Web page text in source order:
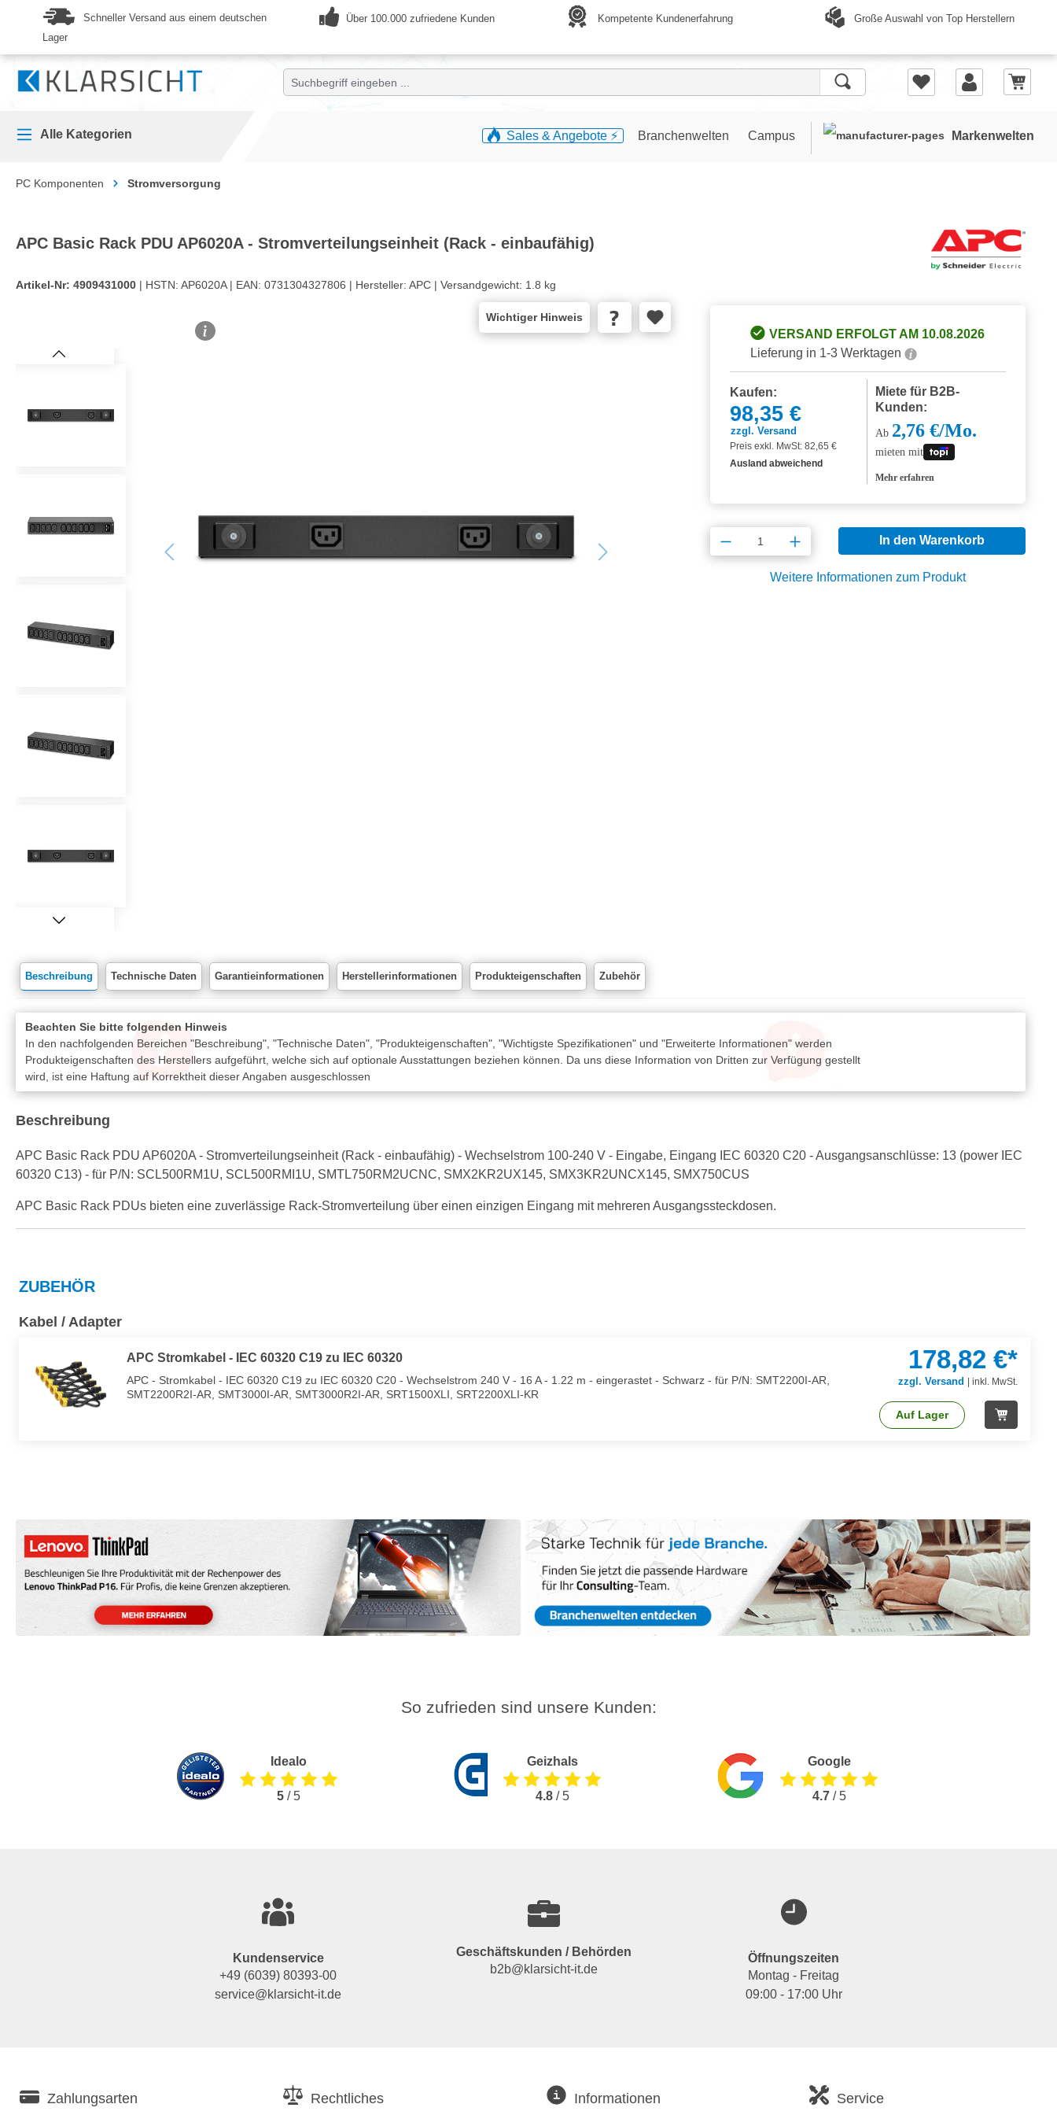
Zur Hauptnavigation springen
Schneller Versand aus einem deutschen
Lager
Über 100.000 zufriedene Kunden Kompetente Kundenerfahrung Große Auswahl von Top Herstellern
Alle Kategorien Sales & Angebote ⚡️ Branchenwelten Campus Markenwelten
PC Komponenten Stromversorgung
APC Basic Rack PDU AP6020A - Stromverteilungseinheit (Rack - einbaufähig)
Artikel-Nr: 4909431000 | HSTN: AP6020A | EAN: 0731304327806 | Hersteller: APC | Versandgewicht: 1.8 kg
Wichtiger Hinweis
Bildergalerie überspringen
VERSAND ERFOLGT AM 10.08.2026
Lieferung in 1-3 Werktagen
Kaufen:
98,35 €
zzgl. Versand
Preis exkl. MwSt: 82,65 €
Ausland abweichend
Miete für B2B-
Kunden:
Ab 2,76 €/Mo.
mieten mit
Mehr erfahren
Produkt Anzahl: Gib den gewünschten
In den Warenkorb
Weitere Informationen zum Produkt
Beschreibung Technische Daten Garantieinformationen Herstellerinformationen Produkteigenschaften Zubehör
Beachten Sie bitte folgenden Hinweis
In den nachfolgenden Bereichen "Beschreibung", "Technische Daten", "Produkteigenschaften", "Wichtigste Spezifikationen" und "Erweiterte Informationen" werden
Produkteigenschaften des Herstellers aufgeführt, welche sich auf optionale Ausstattungen beziehen können. Da uns diese Information von Dritten zur Verfügung gestellt
wird, ist eine Haftung auf Korrektheit dieser Angaben ausgeschlossen
Beschreibung
APC Basic Rack PDU AP6020A - Stromverteilungseinheit (Rack - einbaufähig) - Wechselstrom 100-240 V - Eingabe, Eingang IEC 60320 C20 - Ausgangsanschlüsse: 13 (power IEC
60320 C13) - für P/N: SCL500RM1U, SCL500RMI1U, SMTL750RM2UCNC, SMX2KR2UX145, SMX3KR2UNCX145, SMX750CUS
APC Basic Rack PDUs bieten eine zuverlässige Rack-Stromverteilung über einen einzigen Eingang mit mehreren Ausgangssteckdosen.
ZUBEHÖR
Kabel / Adapter
APC Stromkabel - IEC 60320 C19 zu IEC 60320
APC - Stromkabel - IEC 60320 C19 zu IEC 60320 C20 - Wechselstrom 240 V - 16 A - 1.22 m - eingerastet - Schwarz - für P/N: SMT2200I-AR,
SMT2200R2I-AR, SMT3000I-AR, SMT3000R2I-AR, SRT1500XLI, SRT2200XLI-KR
178,82 €*
zzgl. Versand |inkl. MwSt.
Auf Lager
So zufrieden sind unsere Kunden:
Idealo
5/ 5
Geizhals
4.8/ 5
Google
4.7/ 5
Kundenservice
+49 (6039) 80393-00
service@klarsicht-it.de
Geschäftskunden / Behörden
b2b@klarsicht-it.de
Öffnungszeiten
Montag - Freitag
09:00 - 17:00 Uhr
Zahlungsarten Rechtliches Informationen Service